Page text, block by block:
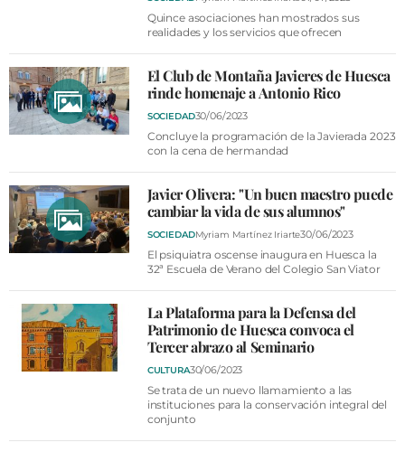
FIESTAS EN EL ALTO ARAGÓN
FIESTAS DE SAN LORENZO
AGENDA
CARTELERA
FARMACIAS
HORÓSCOPO
ESQUELAS
INICIAR SESIÓN
Quince asociaciones han mostrados sus
realidades y los servicios que ofrecen
El Club de Montaña Javieres de Huesca
rinde homenaje a Antonio Rico
SOCIEDAD30/06/2023
Concluye la programación de la Javierada 2023
con la cena de hermandad
Javier Olivera: "Un buen maestro puede
cambiar la vida de sus alumnos"
SOCIEDADMyriam Martínez Iriarte30/06/2023
El psiquiatra oscense inaugura en Huesca la
32ª Escuela de Verano del Colegio San Viator
La Plataforma para la Defensa del
Patrimonio de Huesca convoca el
Tercer abrazo al Seminario
CULTURA30/06/2023
Se trata de un nuevo llamamiento a las
instituciones para la conservación integral del
conjunto